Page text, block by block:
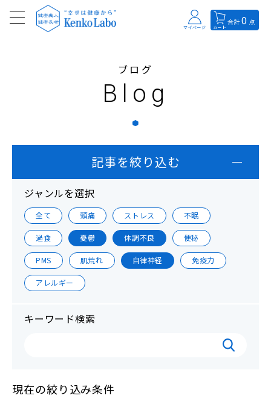
マイページ カート
合計0 点
ブログ
Blog
記事を絞り込む
ジャンルを選択
全て 頭痛 ストレス 不眠
過食 憂鬱 体調不良 便秘
PMS 肌荒れ 自律神経 免疫力
アレルギー
キーワード検索
現在の絞り込み条件